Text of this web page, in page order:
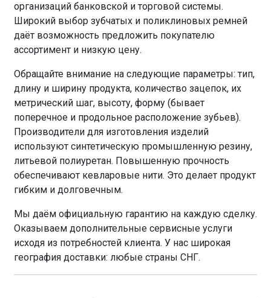
организаций банковской и торговой системы.
Широкий выбор зубчатых и поликлиновых ремней
даёт возможность предложить покупателю
ассортимент и низкую цену.
Обращайте внимание на следующие параметры: тип,
длину и ширину продукта, количество зацепок, их
метрический шаг, высоту, форму (бывает
поперечное и продольное расположение зубьев).
Производители для изготовления изделий
используют синтетическую промышленную резину,
литьевой полиуретан. Повышенную прочность
обеспечивают кевларовые нити. Это делает продукт
гибким и долговечным.
Мы даём официальную гарантию на каждую сделку.
Оказываем дополнительные сервисные услуги
исходя из потребностей клиента. У нас широкая
география доставки: любые страны СНГ.